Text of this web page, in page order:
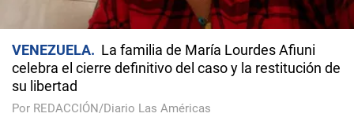
VENEZUELA
La familia de María Lourdes Afiuni
celebra el cierre definitivo del caso y la restitución de
su libertad
Por REDACCIÓN/Diario Las Américas